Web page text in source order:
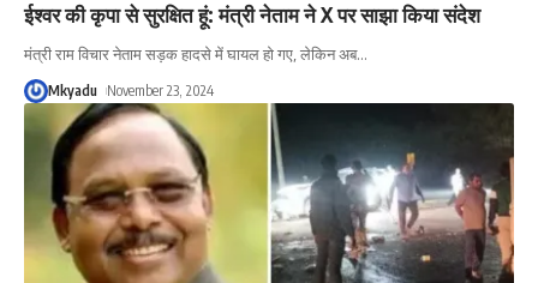
ईश्वर की कृपा से सुरक्षित हूं: मंत्री नेताम ने X पर साझा किया संदेश
मंत्री राम विचार नेताम सड़क हादसे में घायल हो गए, लेकिन अब…
Mkyadu November 23, 2024